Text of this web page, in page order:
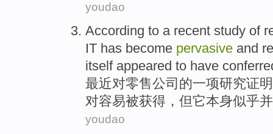
youdao
According to a recent study of
IT has become pervasive and
itself appeared to have
最近对零售公司 的一项研究证明
对容易被获得 ， 但它本身似乎并
youdao